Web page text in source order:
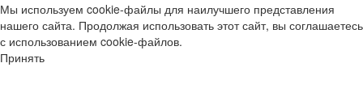
Мы используем cookie-файлы для наилучшего представления
нашего сайта. Продолжая использовать этот сайт, вы соглашаетесь
с использованием cookie-файлов.
Принять